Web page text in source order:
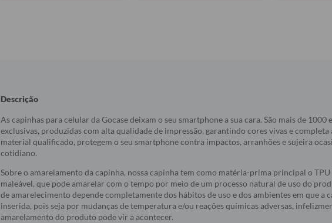
Descrição
As capinhas para celular da Gocase deixam o seu smartphone a sua cara. São mais de 1000
exclusivas, produzidas com alta qualidade de impressão, garantindo cores vivas e completa
material qualificado, protegem o seu smartphone contra impactos, arranhões e sujeira
cotidiano.
Sobre o amarelamento da capinha, nossa capinha tem como matéria-prima principal o
maleável, que pode amarelar com o tempo por meio de um processo natural de uso do
de amarelecimento depende completamente dos hábitos de uso e dos ambientes em que a
inserida, pois seja por mudanças de temperatura e/ou reações químicas adversas,
amarelamento do produto pode vir a acontecer.